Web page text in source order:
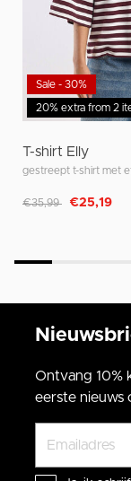
20% extra from 2
Sale - 30%
T-shirt Elly
gestreept t-shirt met
Afgeprijsd van
€35,99 naar
€25,19
Ontvang 10%
eerste nieuws